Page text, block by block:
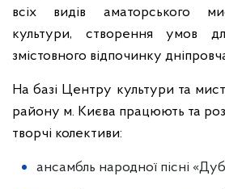
всіх видів аматорського
культури, створення умов
змістовного відпочинку
На базі Центру культури та
району м. Києва працюють та
творчі колективи:
ансамбль народної пісні